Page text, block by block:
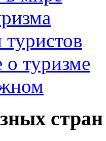
о туризме
стран